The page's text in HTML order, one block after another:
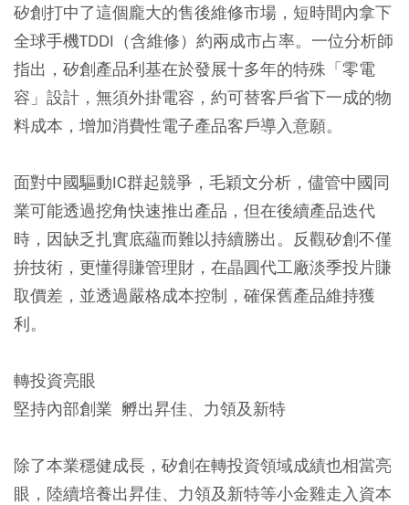
矽創打中了這個龐大的售後維修市場，短時間內拿下
全球手機TDDI（含維修）約兩成市占率。一位分析師
指出，矽創產品利基在於發展十多年的特殊「零電
容」設計，無須外掛電容，約可替客戶省下一成的物
料成本，增加消費性電子產品客戶導入意願。
面對中國驅動IC群起競爭，毛穎文分析，儘管中國同
業可能透過挖角快速推出產品，但在後續產品迭代
時，因缺乏扎實底蘊而難以持續勝出。反觀矽創不僅
拚技術，更懂得賺管理財，在晶圓代工廠淡季投片賺
取價差，並透過嚴格成本控制，確保舊產品維持獲
利。
轉投資亮眼
堅持內部創業 孵出昇佳、力領及新特
除了本業穩健成長，矽創在轉投資領域成績也相當亮
眼，陸續培養出昇佳、力領及新特等小金雞走入資本